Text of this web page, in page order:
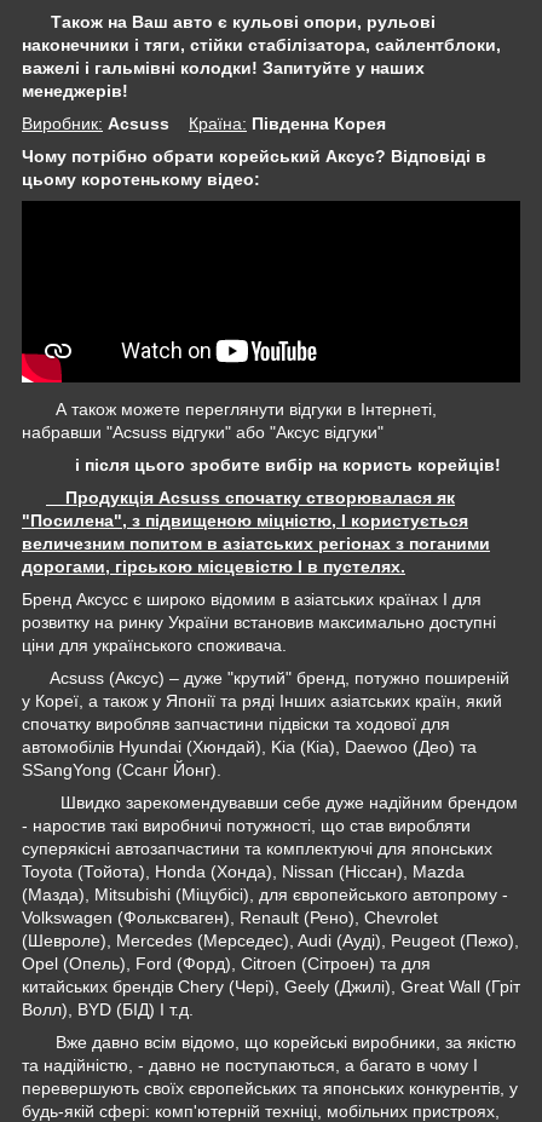
Також на Ваш авто є кульові опори, рульові
наконечники і тяги, стійки стабілізатора, сайлентблоки,
важелі і гальмівні колодки! Запитуйте у наших
менеджерів!
Виробник: Acsuss Крaїна: Південна Корея
Чому потрібно обрати корейський Аксус? Відповіді в
цьому коротенькому відео:
А також можете переглянути відгуки в Інтернеті,
набравши "Acsuss відгуки" або "Аксус відгуки"
і після цього зробите вибір на користь корейців!
Продукція Acsuss спочатку створювалася як
"Посилена", з підвищеною міцністю, І користується
величезним попитом в азіатських регіонах з поганими
дорогами, гірською місцевістю І в пустелях.
Бренд Аксусс є широко відомим в азіатських країнах І для
розвитку на ринку України встановив максимально доступні
ціни для українського споживача.
Acsuss (Аксус) – дуже "крутий" бренд, потужно поширеній
у Кореї, а також у Японії та ряді Інших азіатських країн, який
спочатку виробляв запчастини підвіски та ходової для
автомобілів Hyundai (Хюндай), Kia (Кіа), Daewoo (Део) та
SSangYong (Ссанг Йонг).
Швидко зарекомендувавши себе дуже надійним брендом
- наростив такі виробничі потужності, що став виробляти
суперякісні автозапчастини та комплектуючі для японських
Toyota (Тойота), Honda (Хонда), Nissan (Ніссан), Mazda
(Мазда), Mitsubishi (Міцубісі), для європейського автопрому -
Volkswagen (Фольксваген), Renault (Рено), Chevrolet
(Шевроле), Mercedes (Мерседес), Audi (Ауді), Peugeot (Пежо),
Opel (Опель), Ford (Форд), Citroen (Сітроен) та для
китайських брендів Chery (Чері), Geely (Джилі), Great Wall (Гріт
Волл), BYD (БІД) І т.д.
Вже давно всім відомо, що корейські виробники, за якістю
та надійністю, - давно не поступаються, а багато в чому І
перевершують своїх європейських та японських конкурентів, у
будь-якій сфері: комп'ютерній техніці, мобільних пристроях,